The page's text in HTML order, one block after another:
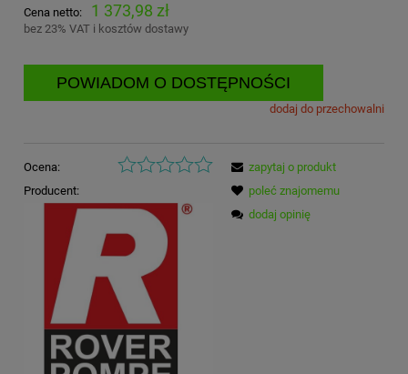
Cena netto: 1 373,98 zł
bez 23% VAT i kosztów dostawy
POWIADOM O DOSTĘPNOŚCI
dodaj do przechowalni
Ocena:
Producent:
zapytaj o produkt
poleć znajomemu
dodaj opinię